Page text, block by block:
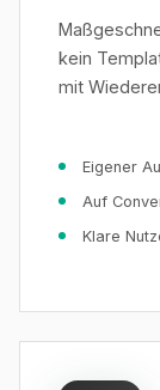
kein
mit
Eigener
Auf
Klare